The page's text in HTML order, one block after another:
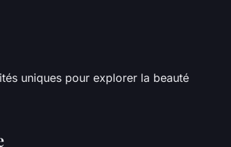
uniques pour explorer la beauté